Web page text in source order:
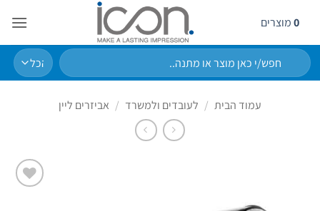
content
0מוצרים
חיפוש
עבור:
עמוד הבית / לעובדים ולמשרד / אביזרים ליין